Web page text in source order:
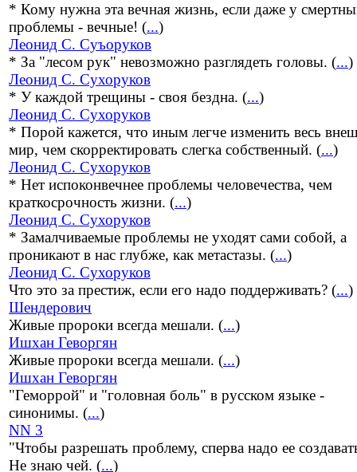
* Кому нужна эта вечная жизнь, если даже у
проблемы - вечные! (...)
Леонид С. Суъоруков
* За "лесом рук" невозможно разглядеть головы. (...)
Леонид С. Сухоруков
* У каждой трещины - своя бездна. (...)
Леонид С. Сухоруков
* Порой кажется, что иным легче изменить весь
мир, чем скорректировать слегка собственный. (...)
Леонид С. Сухоруков
* Нет испоконвечнее проблемы человечества, чем
краткосрочность жизни. (...)
Леонид С. Сухоруков
* Замалчиваемые проблемы не уходят сами собой, а
проникают в нас глубже, как метастазы. (...)
Леонид С. Сухоруков
Что это за престиж, если его надо поддерживать? (...)
Шендерович
Живые пророки всегда мешали. (...)
Ишхан Геворгян
Живые пророки всегда мешали. (...)
Ишхан Геворгян
"Геморрой" и "головная боль" в русском языке -
синонимы. (...)
NN 3
"Чтобы разрешать проблему, сперва надо ее
Не знаю чей. (...)